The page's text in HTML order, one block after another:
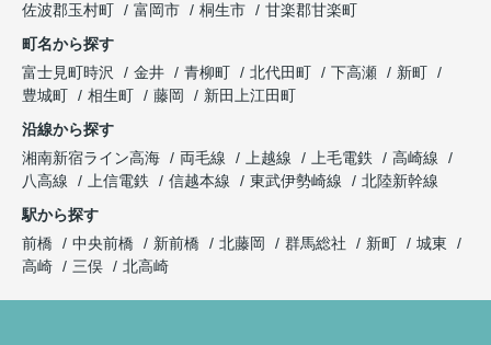
佐波郡玉村町
富岡市 桐生市
甘楽郡甘楽町
町名から探す
富士見町時沢
金井 青柳町 北代田町 下高瀬
新町
豊城町
相生町 藤岡
新田上江田町
沿線から探す
湘南新宿ライン高海
両毛線 上越線 上毛電鉄
高崎線
八高線
上信電鉄 信越本線 東武伊勢崎線
北陸新幹線
駅から探す
前橋
中央前橋 新前橋 北藤岡 群馬総社 新町
城東
高崎
三俣 北高崎